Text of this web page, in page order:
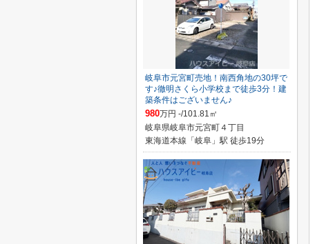
岐阜市元宮町売地！南西角地の30坪で
す♪徹明さくら小学校まで徒歩3分！建
築条件はございません♪
980万円 -/101.81㎡
岐阜県岐阜市元宮町４丁目
東海道本線「岐阜」駅 徒歩19分